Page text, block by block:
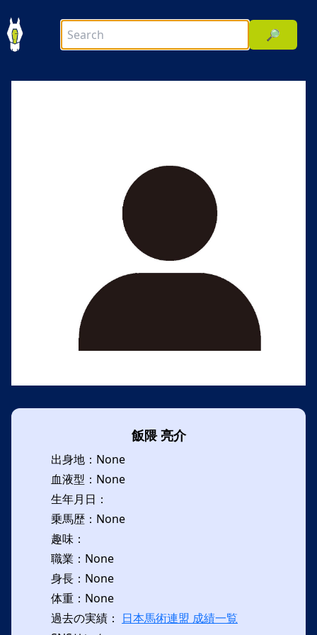
🔎
飯隈 亮介
出身地：None
血液型：None
生年月日：
乗馬歴：None
趣味：
職業：None
身長：None
体重：None
過去の実績： 日本馬術連盟 成績一覧